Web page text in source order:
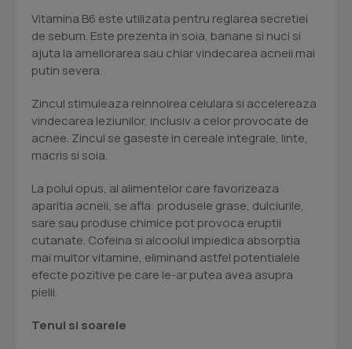
Vitamina B6 este utilizata pentru reglarea secretiei
de sebum. Este prezenta in soia, banane si nuci si
ajuta la ameliorarea sau chiar vindecarea acneii mai
putin severa.
Zincul stimuleaza reinnoirea celulara si accelereaza
vindecarea leziunilor, inclusiv a celor provocate de
acnee. Zincul se gaseste in cereale integrale, linte,
macris si soia.
La polul opus, al alimentelor care favorizeaza
aparitia acneii, se afla: produsele grase, dulciurile,
sare sau produse chimice pot provoca eruptii
cutanate. Cofeina si alcoolul impiedica absorptia
mai multor vitamine, eliminand astfel potentialele
efecte pozitive pe care le-ar putea avea asupra
pielii.
Tenul si soarele